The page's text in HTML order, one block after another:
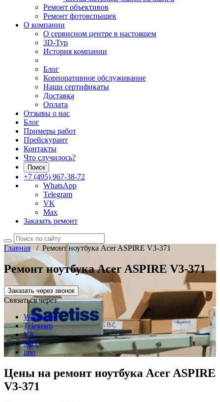
Ремонт объективов
Ремонт фотовспышек
О компании
О сервисном центре в настоящем
3D-Тур
История компании
Блог
Корпоративное обслуживание
Наши сертификаты
Доставка
Оплата
Отзывы о нас
Блог
Примеры работ
Прейскурант
Контакты
Что случилось?
Поиск
+7 (495) 967-38-72
WhatsApp
Telegram
VK
Max
Заказать ремонт
Главная/ Ремонт ноутбука Acer ASPIRE V3-371
Ремонт ноутбука Acer ASPIRE V3-371
Заказать через звонок
Связаться через
WhatsApp
Telegram
VK
Max
imo
Цены на ремонт ноутбука Acer ASPIRE
V3-371